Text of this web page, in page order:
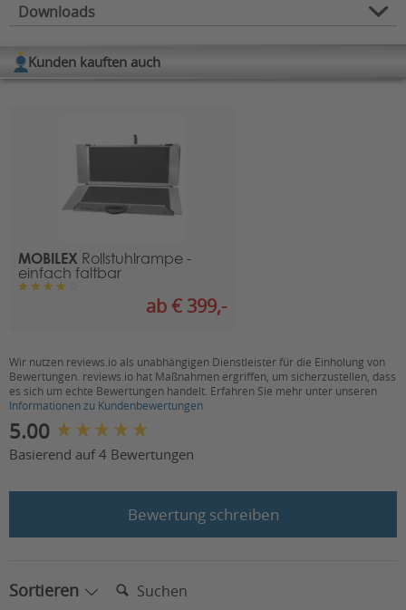
Max. Geschwindigkeit
6
Belastbarkeit (in kg):
Gesamtlänge (in cm):
Fahreigenschaften:
Leergewicht inkl.
Batterien (in kg):
300 W
Akkukapazität (in V/Ah):
2 x 12 / 12
Steigfähigkeit (in
Grad/Prozent):
Wendekreisradius (in cm):
Gesamtbreite (in cm):
54
Sitztiefe (in cm):
Downloads
Verfügbare Downloads:
Kunden kauften auch
MOBILEX Rollstuhlrampe -
einfach faltbar
ab € 399,-
Wir nutzen reviews.io als unabhängigen Dienstleister für die Einholung von
Bewertungen. reviews.io hat Maßnahmen ergriffen, um sicherzustellen, dass
es sich um echte Bewertungen handelt. Erfahren Sie mehr unter unseren
Informationen zu Kundenbewertungen
5.00
Basierend auf 4 Bewertungen
Bewertung schreiben
Sortieren Suchen:
New content loaded